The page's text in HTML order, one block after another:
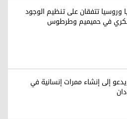
وروسيا تتفقان على تنظيم الوجود
في حميميم وطرطوس
يدعو إلى إنشاء ممرات إنسانية في